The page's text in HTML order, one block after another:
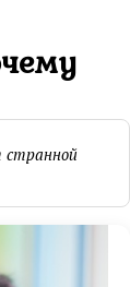
странной